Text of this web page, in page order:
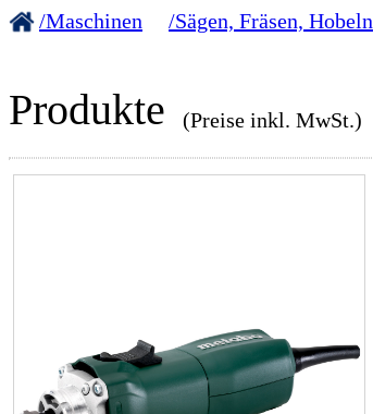
/Maschinen /Sägen, Fräsen, Hobeln
Produkte (Preise inkl. MwSt.)